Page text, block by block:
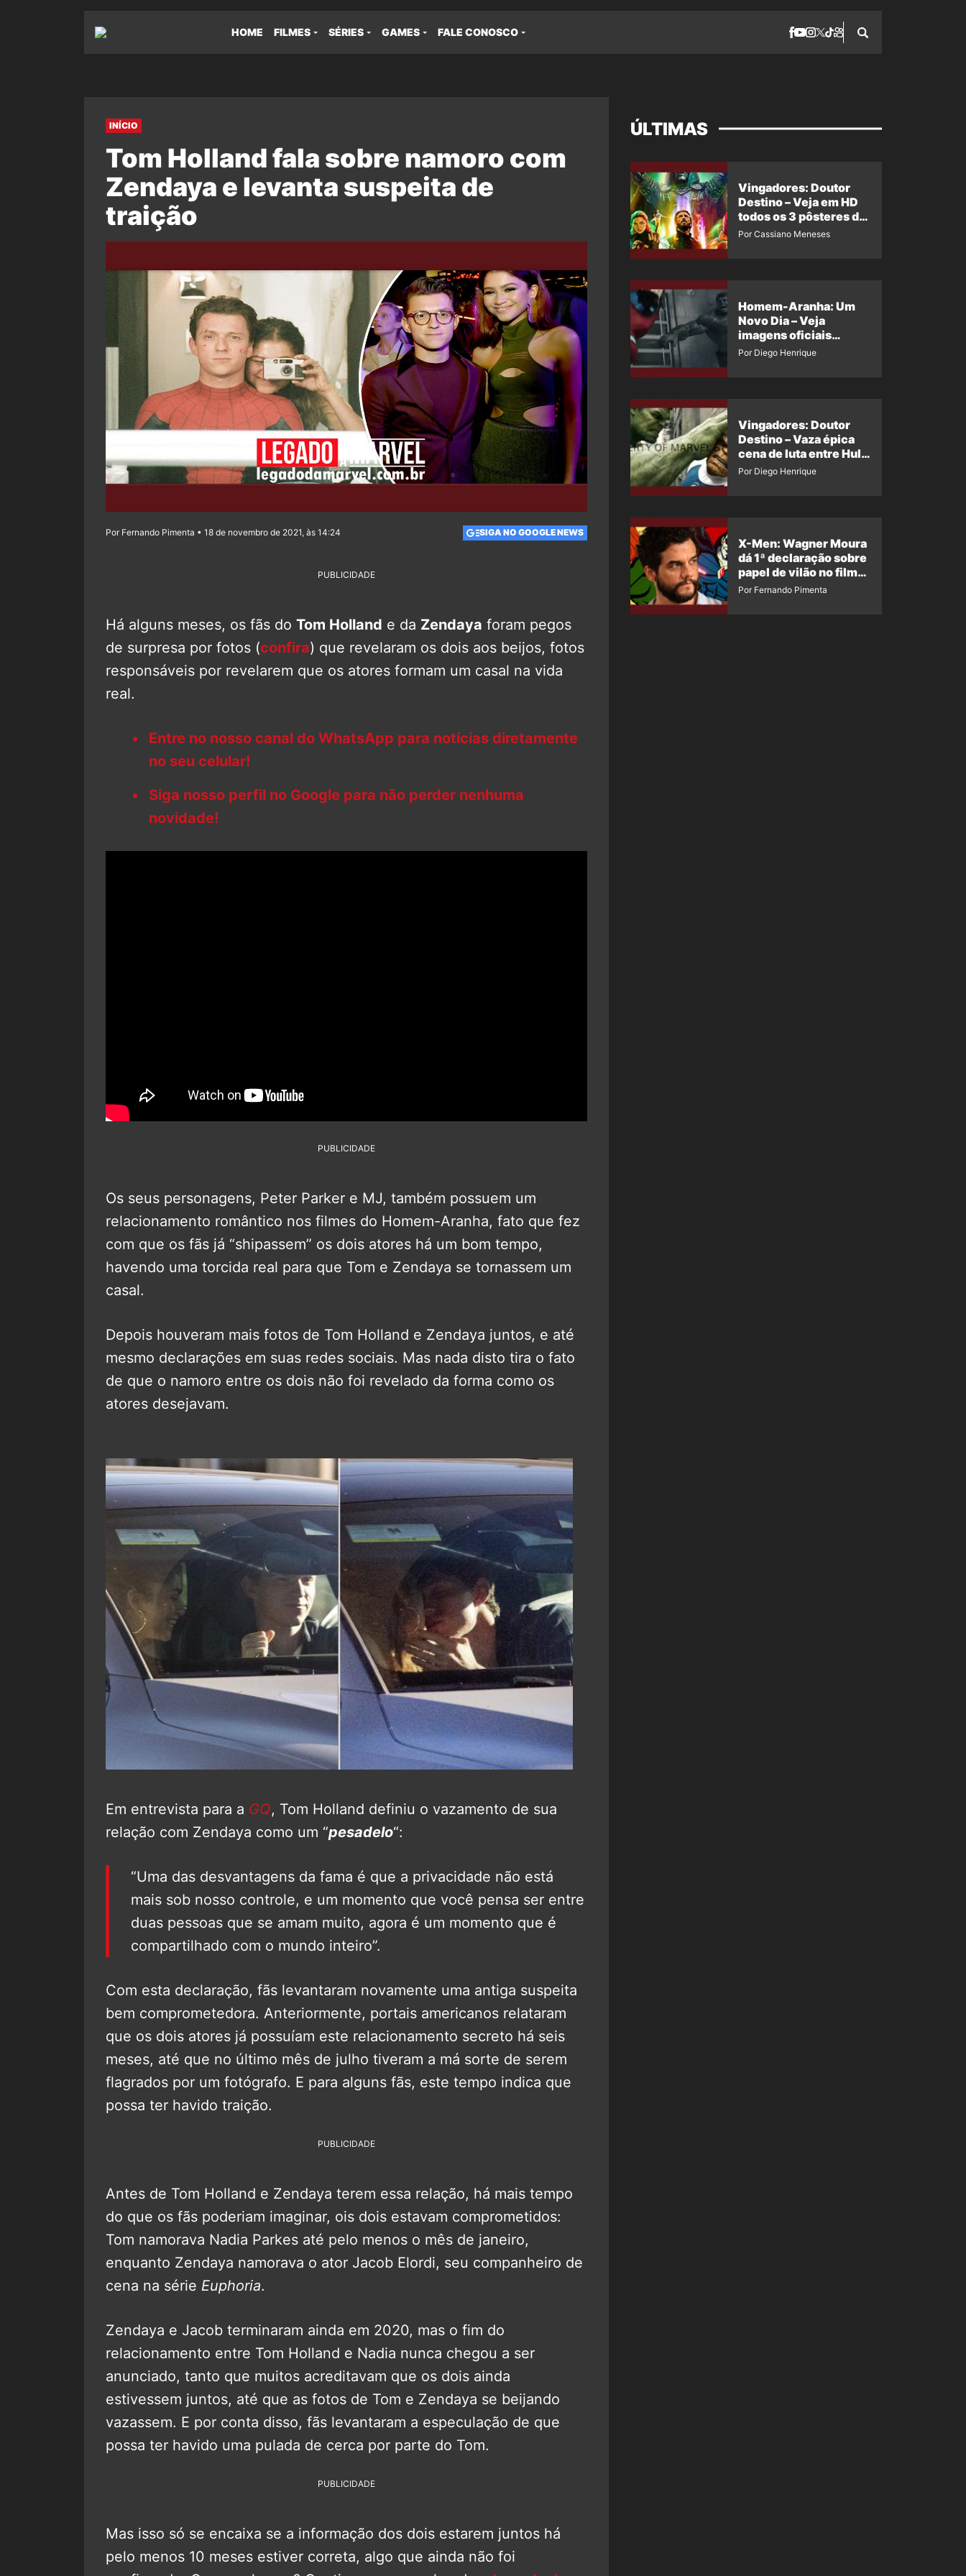
HOME FILMES SÉRIES GAMES FALE CONOSCO
INÍCIO
Tom Holland fala sobre namoro com
Zendaya e levanta suspeita de
traição
Por Fernando Pimenta • 18 de novembro de 2021, às 14:24 SIGA NO GOOGLE NEWS
PUBLICIDADE
Há alguns meses, os fãs do Tom Holland e da Zendaya foram pegos
de surpresa por fotos (confira) que revelaram os dois aos beijos, fotos
responsáveis por revelarem que os atores formam um casal na vida
real.
Entre no nosso canal do WhatsApp para notícias diretamente
no seu celular!
Siga nosso perfil no Google para não perder nenhuma
novidade!
PUBLICIDADE
Os seus personagens, Peter Parker e MJ, também possuem um
relacionamento romântico nos filmes do Homem-Aranha, fato que fez
com que os fãs já “shipassem” os dois atores há um bom tempo,
havendo uma torcida real para que Tom e Zendaya se tornassem um
casal.
Depois houveram mais fotos de Tom Holland e Zendaya juntos, e até
mesmo declarações em suas redes sociais. Mas nada disto tira o fato
de que o namoro entre os dois não foi revelado da forma como os
atores desejavam.
Em entrevista para a GQ, Tom Holland definiu o vazamento de sua
relação com Zendaya como um “pesadelo“:
“Uma das desvantagens da fama é que a privacidade não está
mais sob nosso controle, e um momento que você pensa ser entre
duas pessoas que se amam muito, agora é um momento que é
compartilhado com o mundo inteiro”.
Com esta declaração, fãs levantaram novamente uma antiga suspeita
bem comprometedora. Anteriormente, portais americanos relataram
que os dois atores já possuíam este relacionamento secreto há seis
meses, até que no último mês de julho tiveram a má sorte de serem
flagrados por um fotógrafo. E para alguns fãs, este tempo indica que
possa ter havido traição.
PUBLICIDADE
Antes de Tom Holland e Zendaya terem essa relação, há mais tempo
do que os fãs poderiam imaginar, ois dois estavam comprometidos:
Tom namorava Nadia Parkes até pelo menos o mês de janeiro,
enquanto Zendaya namorava o ator Jacob Elordi, seu companheiro de
cena na série Euphoria.
Zendaya e Jacob terminaram ainda em 2020, mas o fim do
relacionamento entre Tom Holland e Nadia nunca chegou a ser
anunciado, tanto que muitos acreditavam que os dois ainda
estivessem juntos, até que as fotos de Tom e Zendaya se beijando
vazassem. E por conta disso, fãs levantaram a especulação de que
possa ter havido uma pulada de cerca por parte do Tom.
PUBLICIDADE
Mas isso só se encaixa se a informação dos dois estarem juntos há
pelo menos 10 meses estiver correta, algo que ainda não foi
ÚLTIMAS
Vingadores: Doutor
Destino – Veja em HD
todos os 3 pôsteres de
‘Doomsday’ + 1 imagem
Por Cassiano Meneses
Homem-Aranha: Um
Novo Dia – Veja
imagens oficiais
descartadas do Hulk
Por Diego Henrique
Vingadores: Doutor
Destino – Vaza épica
cena de luta entre Hulk
e o Coisa
Por Diego Henrique
X-Men: Wagner Moura
dá 1ª declaração sobre
papel de vilão no filme
da Marvel
Por Fernando Pimenta